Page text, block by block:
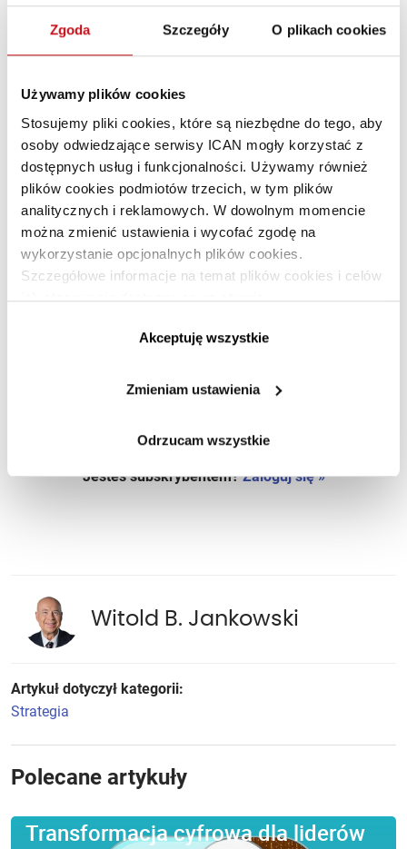
Zgoda Szczegóły O plikach cookies
Używamy plików cookies
Stosujemy pliki cookies, które są niezbędne do tego, aby
osoby odwiedzające serwisy ICAN mogły korzystać z
dostępnych usług i funkcjonalności. Używamy również
plików cookies podmiotów trzecich, w tym plików
analitycznych i reklamowych. W dowolnym momencie
można zmienić ustawienia i wycofać zgodę na
wykorzystanie opcjonalnych plików cookies.
Szczegółowe informacje na temat plików cookies i celów
ich stosowania dostępne są na stronie
Akceptuję wszystkie
Zmieniam ustawienia
Odrzucam wszystkie
PRZECZYTAJ TAKŻE: Tych błędów nie
popełniaj, kiedy zwiększasz skalę działalności
Zostało 90% artykułu.
Materiał dostępny tylko dla
Dołącz do subskrybentów i korzystaj z treści
Jesteś subskrybentem?Zaloguj się »
Witold B. Jankowski
Artykuł dotyczył kategorii:
Strategia
Polecane artykuły
Transformacja cyfrowa dla liderów